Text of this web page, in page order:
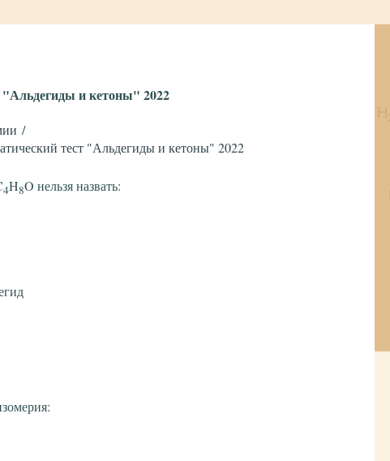
"Альдегиды и кетоны" 2022
тест "Альдегиды и кетоны" 2022
4H8O нельзя назвать: